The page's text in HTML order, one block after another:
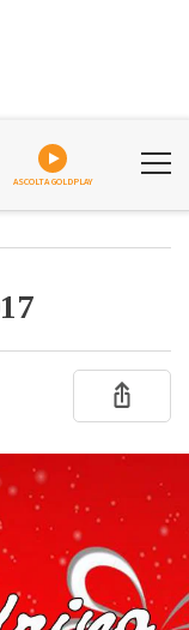
ASCOLTA GOLDPLAY